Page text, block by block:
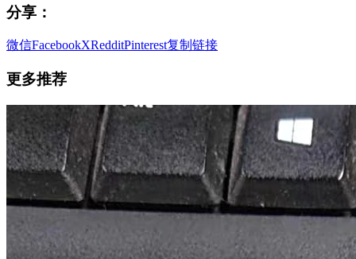
分享：
微信FacebookXRedditPinterest复制链接
更多推荐